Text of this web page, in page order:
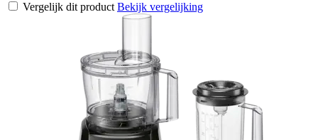
Vergelijk dit product Bekijk vergelijking